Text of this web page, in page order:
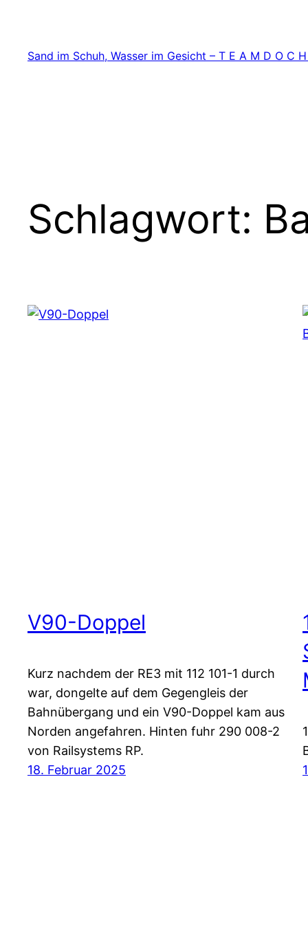
springen
Sand im Schuh, Wasser im Gesicht – T E A M D O C
Schlagwort:
V90-Doppel
Kurz nachdem der RE3 mit 112 101-1 durch
war, dongelte auf dem Gegengleis der
Bahnübergang und ein V90-Doppel kam aus
Norden angefahren. Hinten fuhr 290 008-2
von Railsystems RP.
18. Februar 2025